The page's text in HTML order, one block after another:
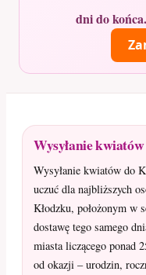
dni do
Wysyłanie
Wysyłanie kwiatów do
uczuć dla najbliższych
Kłodzku, położonym w
dostawę tego samego
miasta liczącego ponad
od okazji – urodzin,